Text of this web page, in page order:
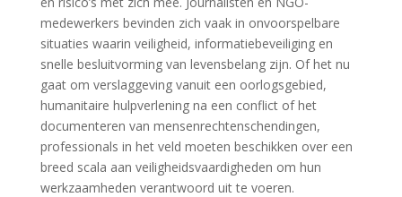
medewerkers bevinden zich vaak in onvoorspelbare
situaties waarin veiligheid, informatiebeveiliging en
snelle besluitvorming van levensbelang zijn. Of het nu
gaat om verslaggeving vanuit een oorlogsgebied,
humanitaire hulpverlening na een conflict of het
documenteren van mensenrechtenschendingen,
professionals in het veld moeten beschikken over een
breed scala aan veiligheidsvaardigheden om hun
werkzaamheden verantwoord uit te voeren.